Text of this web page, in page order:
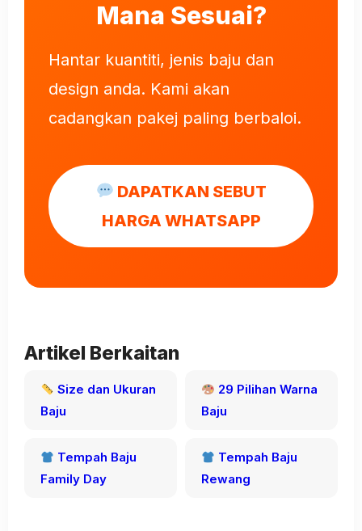
Mana Sesuai?
Hantar kuantiti, jenis baju dan
design anda. Kami akan
cadangkan pakej paling berbaloi.
DAPATKAN SEBUT
HARGA WHATSAPP
Artikel Berkaitan
Size dan Ukuran
Baju
29 Pilihan Warna
Baju
Tempah Baju
Family Day
Tempah Baju
Rewang